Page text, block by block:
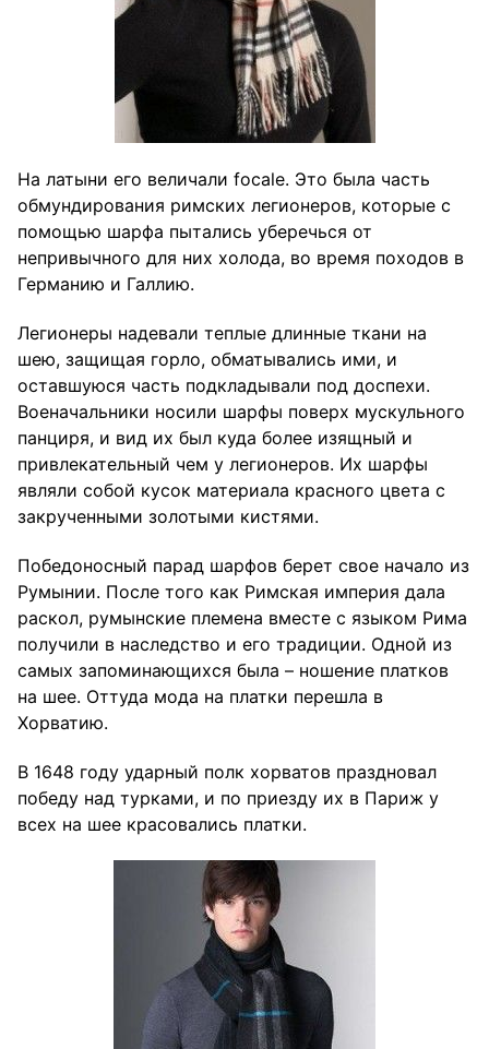
На латыни его величали focale. Это была часть
обмундирования римских легионеров, которые с
помощью шарфа пытались уберечься от
непривычного для них холода, во время походов в
Германию и Галлию.
Легионеры надевали теплые длинные ткани на
шею, защищая горло, обматывались ими, и
оставшуюся часть подкладывали под доспехи.
Военачальники носили шарфы поверх мускульного
панциря, и вид их был куда более изящный и
привлекательный чем у легионеров. Их шарфы
являли собой кусок материала красного цвета с
закрученными золотыми кистями.
Победоносный парад шарфов берет свое начало из
Румынии. После того как Римская империя дала
раскол, румынские племена вместе с языком Рима
получили в наследство и его традиции. Одной из
самых запоминающихся была – ношение платков
на шее. Оттуда мода на платки перешла в
Хорватию.
В 1648 году ударный полк хорватов праздновал
победу над турками, и по приезду их в Париж у
всех на шее красовались платки.